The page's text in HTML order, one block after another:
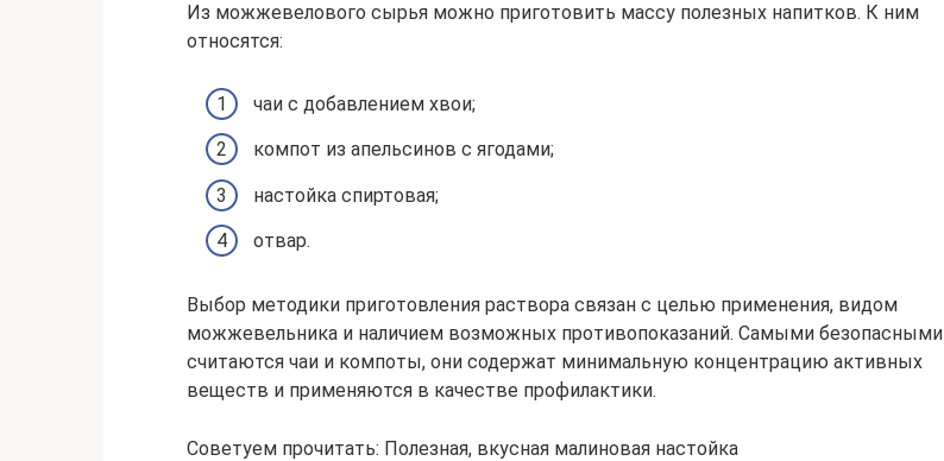
Из можжевелового сырья можно приготовить массу полезных напитков. К ним
относятся:
чаи с добавлением хвои;
компот из апельсинов с ягодами;
настойка спиртовая;
отвар.
Выбор методики приготовления раствора связан с целью применения, видом
можжевельника и наличием возможных противопоказаний. Самыми безопасными
считаются чаи и компоты, они содержат минимальную концентрацию активных
веществ и применяются в качестве профилактики.
Советуем прочитать: Полезная, вкусная малиновая настойка